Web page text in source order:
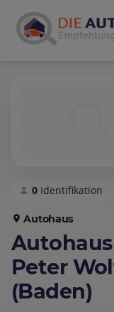
0 Identifikation
Autohaus
Peter
(Baden)